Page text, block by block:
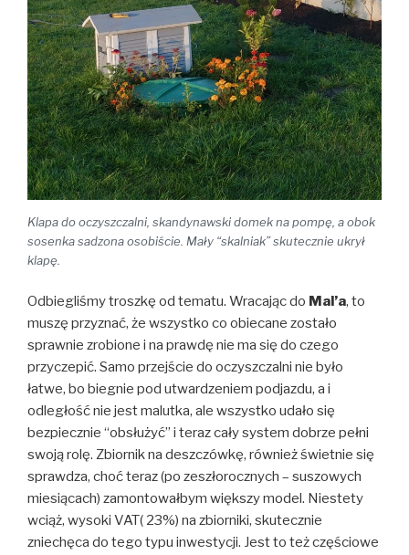
Klapa do oczyszczalni, skandynawski domek na pompę, a obok
sosenka sadzona osobiście. Mały “skalniak” skutecznie ukrył
klapę.
Odbiegliśmy troszkę od tematu. Wracając do Mal’a, to
muszę przyznać, że wszystko co obiecane zostało
sprawnie zrobione i na prawdę nie ma się do czego
przyczepić. Samo przejście do oczyszczalni nie było
łatwe, bo biegnie pod utwardzeniem podjazdu, a i
odległość nie jest malutka, ale wszystko udało się
bezpiecznie “obsłużyć” i teraz cały system dobrze pełni
swoją rolę. Zbiornik na deszczówkę, również świetnie się
sprawdza, choć teraz (po zeszłorocznych – suszowych
miesiącach) zamontowałbym większy model. Niestety
wciąż, wysoki VAT( 23%) na zbiorniki, skutecznie
zniechęca do tego typu inwestycji. Jest to też częściowe